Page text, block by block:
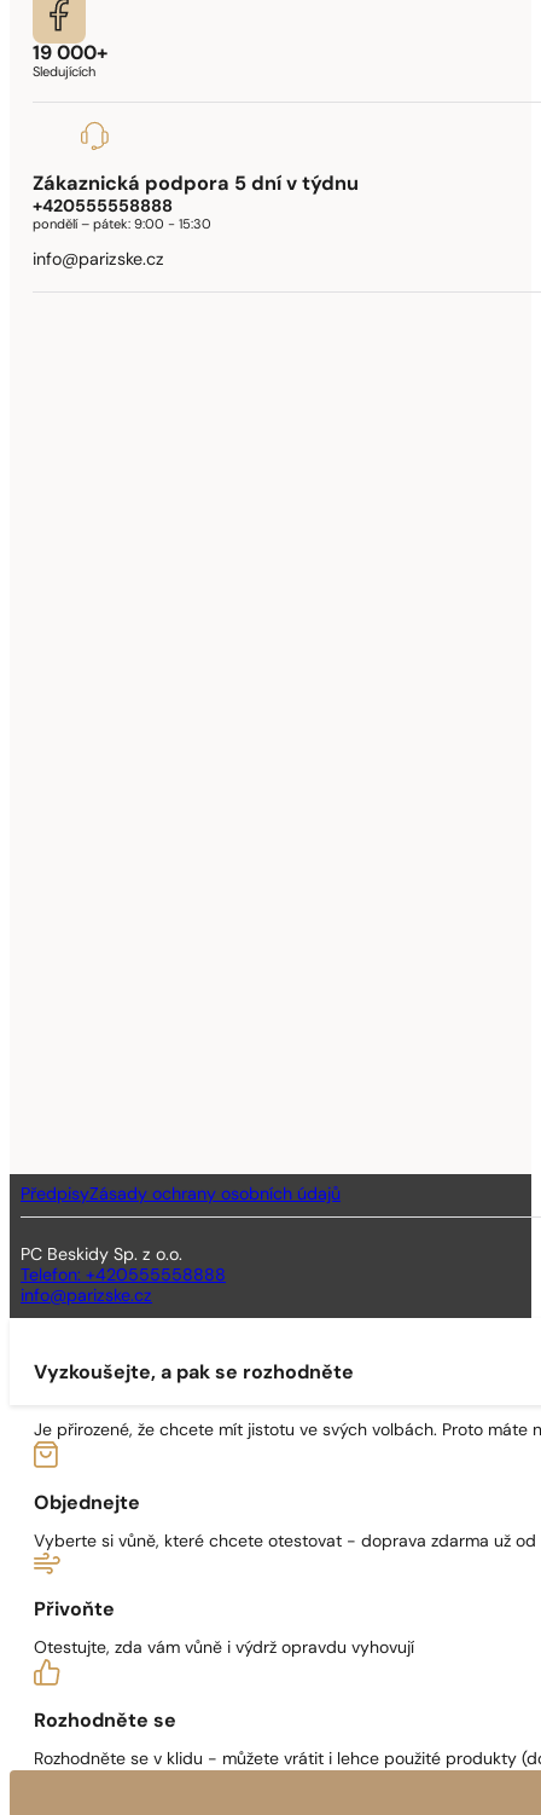
19 000+
Sledujících
Zákaznická podpora 5 dní v týdnu
+420555558888
pondělí – pátek:9:00 - 15:30
info@parizske.cz
PředpisyZásady ochrany osobních údajů
PC Beskidy Sp. z o.o.
Telefon: +420555558888
info@parizske.cz
Vyzkoušejte, a pak se rozhodněte
Je přirozené, že chcete mít jistotu ve svých volbách. Proto máte
Objednejte
Vyberte si vůně, které chcete otestovat - doprava zdarma už
Přivoňte
Otestujte, zda vám vůně i výdrž opravdu vyhovují
Rozhodněte se
Rozhodněte se v klidu - můžete vrátit i lehce použité produkty